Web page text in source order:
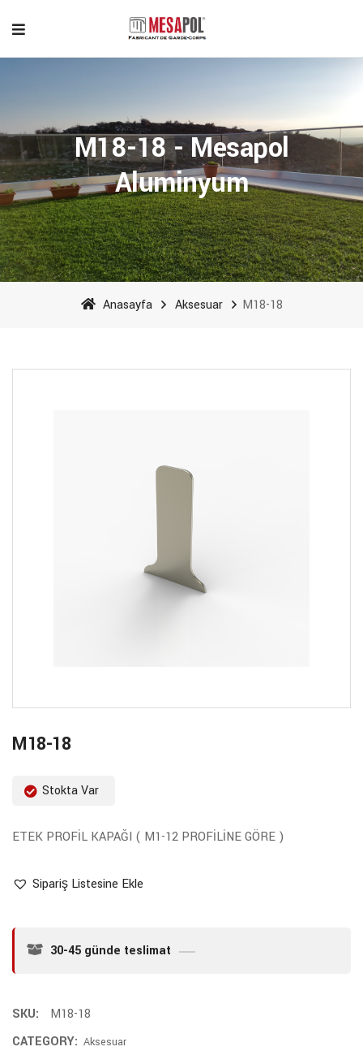
M18-18 - Mesapol
Aluminyum
Anasayfa Aksesuar M18-18
M18-18
Stokta Var
ETEK PROFİL KAPAĞI ( M1-12 PROFİLİNE GÖRE )
Sipariş Listesine Ekle
30-45 günde teslimat
SKU:
M18-18
CATEGORY: Aksesuar